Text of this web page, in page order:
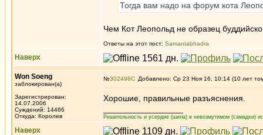
Тогда вам надо на форум кота
Чем Кот Леопольд не образец
Ответы на этот пост: Samantabhadra
Наверх
Won Soeng
заблокирован(а)
Зарегистрирован:
14.07.2006
Суждений: 14466
Откуда: Королев
№302498 Добавлено: Ср 23 Ноя 16, 10:14 (10 лет
Хорошие, правильные разъяснения.
Решительность и усердие (шила) в невозмутимом (самадхи)
Наверх